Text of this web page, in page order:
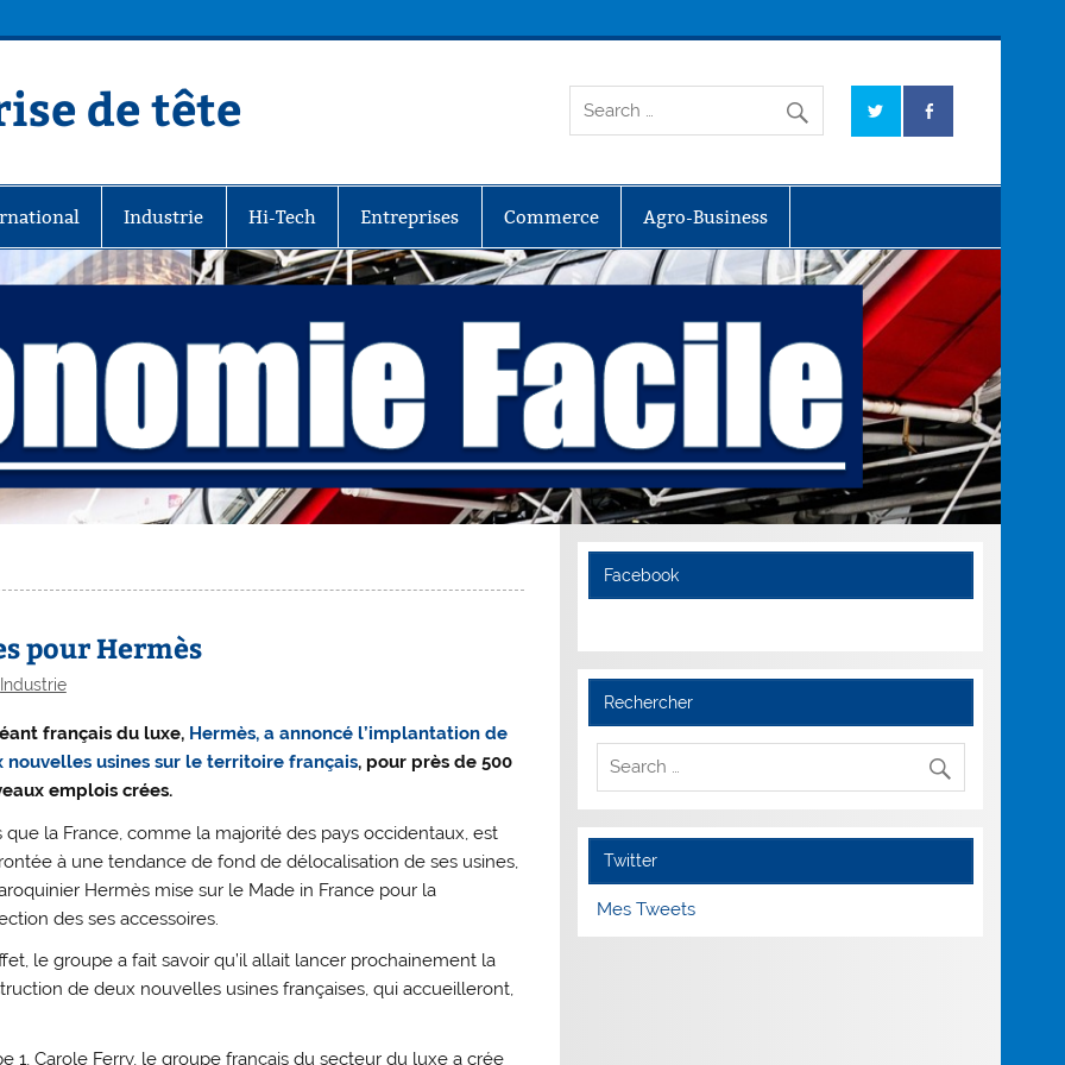
de tête
Industrie Hi-Tech Entreprises Commerce Agro-Business
pour Hermès
Industrie
français du luxe, Hermès, a annoncé l’implantation de
nouvelles usines sur le territoire français, pour près de 500
emplois crées.
que la France, comme la majorité des pays occidentaux, est
à une tendance de fond de délocalisation de ses usines,
Hermès mise sur le Made in France pour la
des ses accessoires.
le groupe a fait savoir qu’il allait lancer prochainement la
de deux nouvelles usines françaises, qui accueilleront,
1, Carole Ferry, le groupe français du secteur du luxe a crée
Facebook
Rechercher
Twitter
Mes Tweets